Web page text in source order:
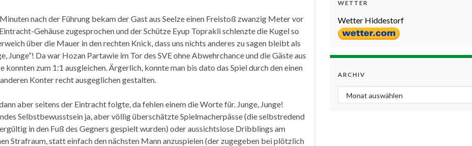
nach der Führung bekam der Gast aus Seelze einen Freistoß zwanzig Meter vor
Gehäuse zugesprochen und der Schütze Eyup Toprakli schlenzte die Kugel so
über die Mauer in den rechten Knick, dass uns nichts anderes zu sagen bleibt als
Junge“! Da war Hozan Partawie im Tor des SVE ohne Abwehrchance und die Gäste aus
konnten zum 1:1 ausgleichen. Ärgerlich, konnte man bis dato das Spiel durch den einen
Konter recht ausgeglichen gestalten.
aber seitens der Eintracht folgte, da fehlen einem die Worte für. Junge, Junge!
Selbstbewusstsein ja, aber völlig überschätzte Spielmacherpässe (die selbstredend
in den Fuß des Gegners gespielt wurden) oder aussichtslose Dribblings am
Strafraum, statt einfach den nächsten Mann anzuspielen (der zugegeben bei plötzlich
WETTER
Wetter Hiddestorf
ARCHIV
Archiv